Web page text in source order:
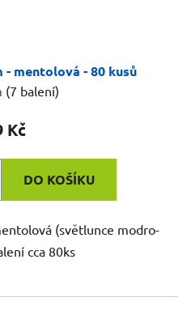
- mentolová - 80 kusů
(7 balení)
Kč
DO KOŠÍKU
(světlunce modro-
cca 80ks